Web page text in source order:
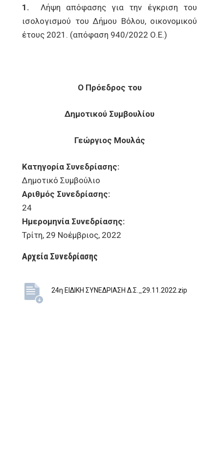
1. Λήψη απόφασης για την έγκριση του
ισολογισμού του Δήμου Βόλου, οικονομικού
έτους 2021. (απόφαση 940/2022 Ο.Ε.)
Ο Πρόεδρος του
Δημοτικού Συμβουλίου
Γεώργιος Μουλάς
Κατηγορία Συνεδρίασης:
Δημοτικό Συμβούλιο
Αριθμός Συνεδρίασης:
24
Ημερομηνία Συνεδρίασης:
Τρίτη, 29 Νοέμβριος, 2022
Αρχεία Συνεδρίασης
24η ΕΙΔΙΚΗ ΣΥΝΕΔΡΙΑΣΗ Δ.Σ._29.11.2022.zip